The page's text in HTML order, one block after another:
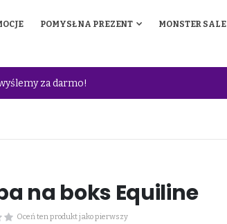
POMYSŁ NA PREZENT MONSTER SALE
za darmo!
na boks Equiline
Oceń ten produkt jako pierwszy